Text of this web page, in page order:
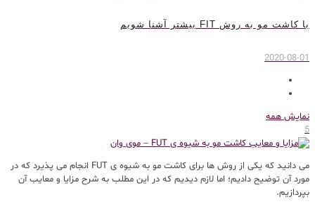
با کاشت مو به روش FIT بیشتر آشنا شویم
2020-08-01
نمایش همه
5
می دانید که یکی از روش ها برای کاشت مو به شیوه ی FUT انجام می پذیرد که در
مورد آن توضیح دادیم؛ اما لازم دیدیم که در این مطلب به شرح مزایا و معایب آن
بپردازیم.